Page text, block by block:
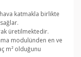
hava katmakla birlikte
üretilmektedir.
modulünden en ve
m² olduğunu